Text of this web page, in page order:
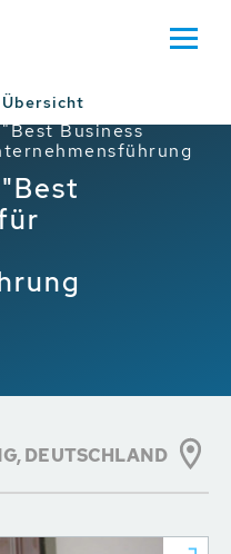
HUBER
Business
DEUTSCHLAND